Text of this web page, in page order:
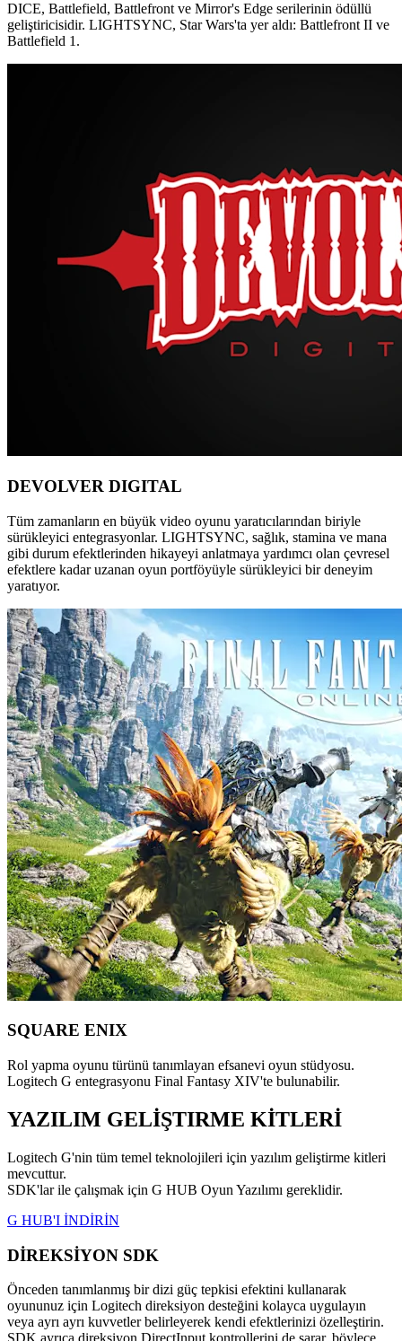
DICE, Battlefield, Battlefront ve Mirror's Edge serilerinin ödüllü
geliştiricisidir. LIGHTSYNC, Star Wars'ta yer aldı: Battlefront II ve
Battlefield 1.
DEVOLVER DIGITAL
Tüm zamanların en büyük video oyunu yaratıcılarından biriyle
sürükleyici entegrasyonlar. LIGHTSYNC, sağlık, stamina ve mana
gibi durum efektlerinden hikayeyi anlatmaya yardımcı olan çevresel
efektlere kadar uzanan oyun portföyüyle sürükleyici bir deneyim
yaratıyor.
SQUARE ENIX
Rol yapma oyunu türünü tanımlayan efsanevi oyun stüdyosu.
Logitech G entegrasyonu Final Fantasy XIV'te bulunabilir.
YAZILIM GELİŞTIRME KİTLERİ
Logitech G'nin tüm temel teknolojileri için yazılım geliştirme kitleri
mevcuttur.
SDK'lar ile çalışmak için G HUB Oyun Yazılımı gereklidir.
G HUB'I İNDİRİN
DİREKSİYON SDK
Önceden tanımlanmış bir dizi güç tepkisi efektini kullanarak
oyununuz için Logitech direksiyon desteğini kolayca uygulayın
veya ayrı ayrı kuvvetler belirleyerek kendi efektlerinizi özelleştirin.